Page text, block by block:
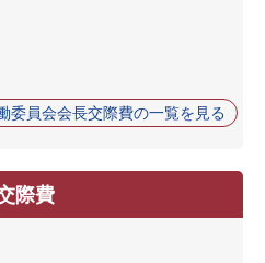
委員会会長交際費の一覧を見る
際費